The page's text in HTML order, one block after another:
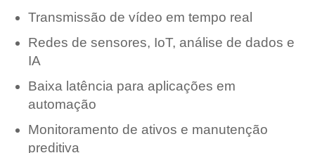
Transmissão de vídeo em tempo real
Redes de sensores, IoT, análise de dados e
IA
Baixa latência para aplicações em
automação
Monitoramento de ativos e manutenção
preditiva